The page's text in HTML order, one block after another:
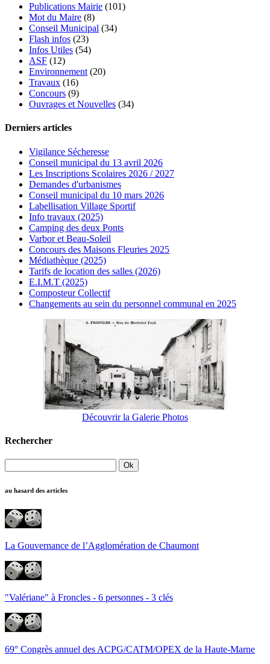
Publications Mairie (101)
Mot du Maire (8)
Conseil Municipal (34)
Flash infos (23)
Infos Utiles (54)
ASF (12)
Environnement (20)
Travaux (16)
Concours (9)
Ouvrages et Nouvelles (34)
Derniers articles
Vigilance Sécheresse
Conseil municipal du 13 avril 2026
Les Inscriptions Scolaires 2026 / 2027
Demandes d'urbanismes
Conseil municipal du 10 mars 2026
Labellisation Village Sportif
Info travaux (2025)
Camping des deux Ponts
Varbor et Beau-Soleil
Concours des Maisons Fleuries 2025
Médiathèque (2025)
Tarifs de location des salles (2026)
E.I.M.T (2025)
Composteur Collectif
Changements au sein du personnel communal en 2025
Découvrir la Galerie Photos
Rechercher
au hasard des articles
La Gouvernance de l’Agglomération de Chaumont
"Valériane" à Froncles - 6 personnes - 3 clés
69° Congrès annuel des ACPG/CATM/OPEX de la Haute-Marne